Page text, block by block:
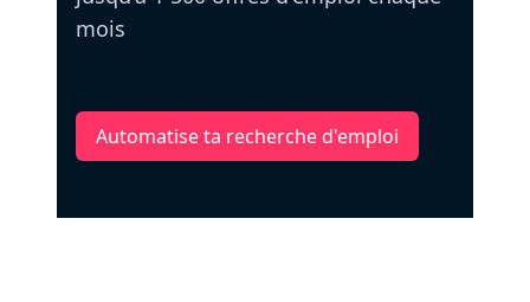
mois
Automatise ta recherche d'emploi